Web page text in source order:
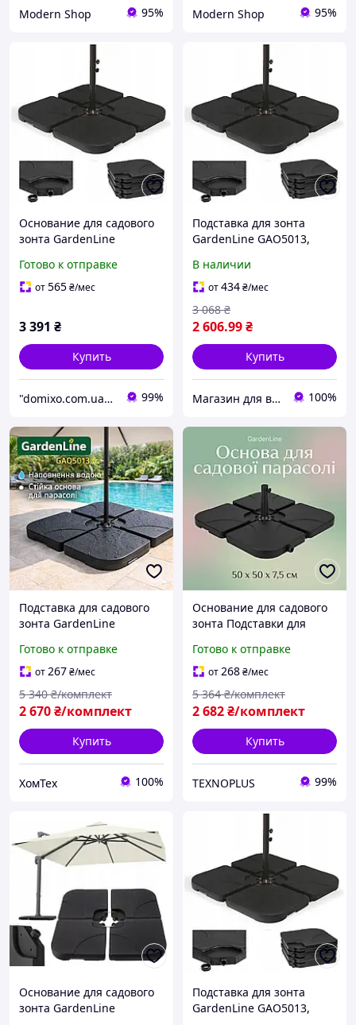
Modern Shop 95% Modern Shop 95%
Основание для садового
зонта GardenLine
Готово к отправке
от565₴/мес
3 391 ₴
Купить
"domixo.com.ua" - интернет-магазин 99%
Подставка для зонта
GardenLine GAO5013,
В наличии
от434₴/мес
2 606.99₴
3 068 ₴
Купить
Магазин для взрослых 100%
Подставка для садового
зонта GardenLine
Основание для садового
зонта GAO5013
Готово к отправке
от267₴/мес
2 670₴/комплект
5 340 ₴/комплект
Купить
ХомТех 100%
Основание для садового
зонта Подставки для
GardenLine Стойки для
садовых зонтов Черный
Готово к отправке
от268₴/мес
2 682₴/комплект
5 364 ₴/комплект
Купить
TEXNOPLUS 99%
Основание для садового
зонта GardenLine
Подставка для зонта
GardenLine GAO5013,